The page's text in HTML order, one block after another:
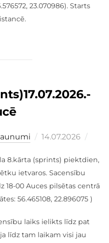
23.070986). Starts
Publicēts
14.07.2026
8.kārta (sprints) piektdien,
ietvaros. Sacensību
18-00 Auces pilsētas centrā
56.465108, 22.896075 )
laiks ielikts līdz pat
līdz tam laikam visi jau